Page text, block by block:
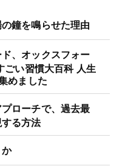
鐘を鳴らせた理由
、オックスフォー
ごい習慣大百科 人生
めました
ローチで、過去最
る方法